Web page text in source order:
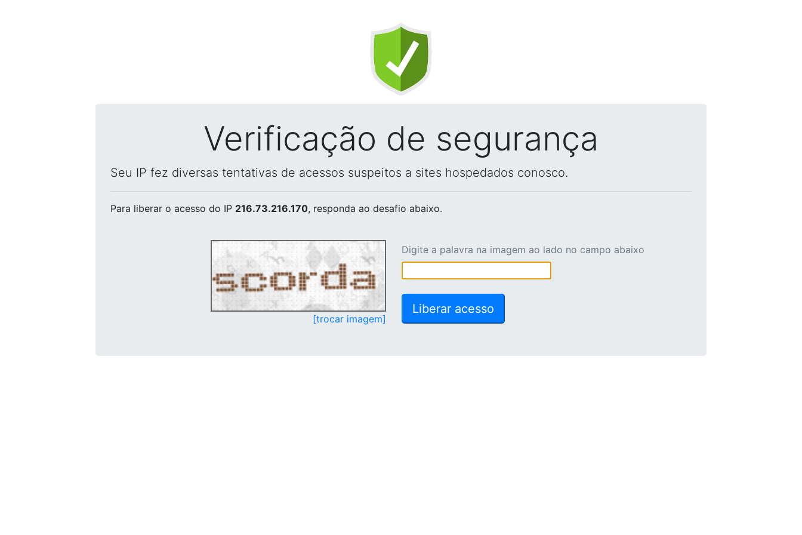
Verificação de segurança
Seu IP fez diversas tentativas de acessos suspeitos a sites hospedados conosco.
Para liberar o acesso do IP 216.73.216.170, responda ao desafio abaixo.
[trocar imagem]
Digite a palavra na imagem ao lado no campo abaixo